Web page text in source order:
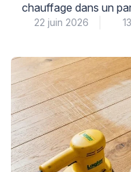
chauffage dans un
l’identification
à bois assortie pour
décoratives pour un
lame pour une
peut sembler […]
22 juin 2026